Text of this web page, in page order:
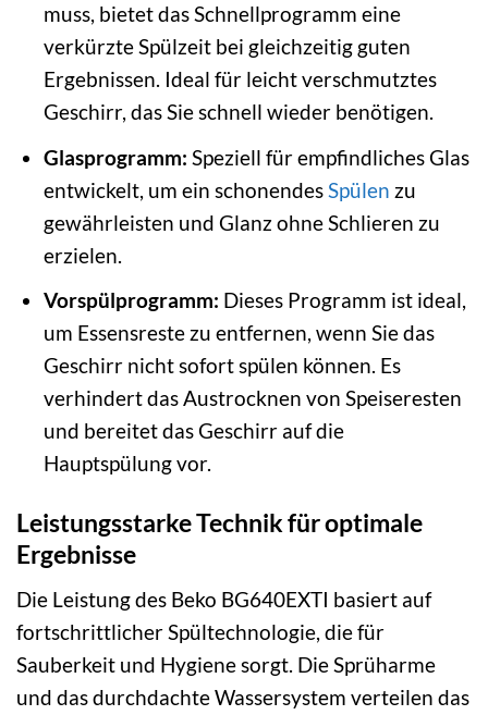
muss, bietet das Schnellprogramm eine
verkürzte Spülzeit bei gleichzeitig guten
Ergebnissen. Ideal für leicht verschmutztes
Geschirr, das Sie schnell wieder benötigen.
Glasprogramm: Speziell für empfindliches Glas
entwickelt, um ein schonendes Spülen zu
gewährleisten und Glanz ohne Schlieren zu
erzielen.
Vorspülprogramm: Dieses Programm ist ideal,
um Essensreste zu entfernen, wenn Sie das
Geschirr nicht sofort spülen können. Es
verhindert das Austrocknen von Speiseresten
und bereitet das Geschirr auf die
Hauptspülung vor.
Leistungsstarke Technik für optimale
Ergebnisse
Die Leistung des Beko BG640EXTI basiert auf
fortschrittlicher Spültechnologie, die für
Sauberkeit und Hygiene sorgt. Die Sprüharme
und das durchdachte Wassersystem verteilen das